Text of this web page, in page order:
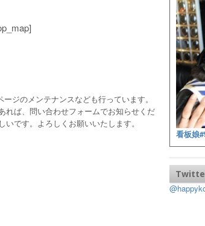
ジのメンテナンスなども行っています。
れば、問い合わせフォームでお知らせくだ
です。よろしくお願いいたします。
看板娘